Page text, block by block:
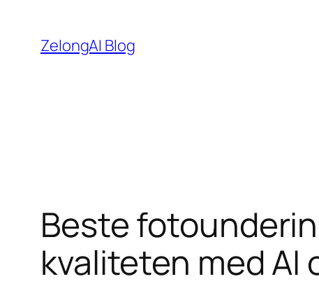
innhold
ZelongAI Blog
Beste
kvaliteten med AI